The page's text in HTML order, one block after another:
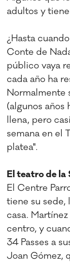
adultos y
¿Hasta
Conte de
público vaya
cada año ha
Normalmente
(algunos años
llena, pero
semana en el
platea".
El teatro de la
El Centre
tiene su sede,
casa.
centro, y
34 Passes a
Joan Gómez,